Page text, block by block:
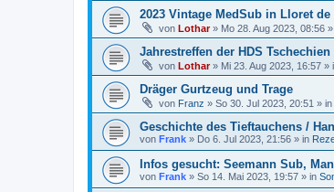
2023 Vintage MedSub in Lloret de
von Lothar» Mo 28. Aug 2023, 08:56
Jahrestreffen der HDS
von Lothar» Mi 23. Aug 2023, 16:57 »
Dräger Gurtzeug und Trage
von Franz » So 30. Jul 2023, 20:51 » in
Geschichte des Tieftauchens /
von Frank » Do 6. Jul 2023, 21:56 » in
Infos gesucht: Seemann Sub,
von Frank » So 14. Mai 2023, 19:57 » in